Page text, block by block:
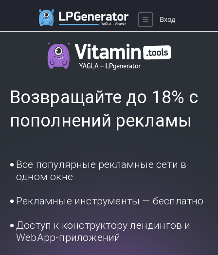
Возвращайте до 18% с
пополнений рекламы
Все популярные рекламные сети в
одном окне
Рекламные инструменты — бесплатно
Доступ к конструктору лендингов и
WebApp-приложений
Вход